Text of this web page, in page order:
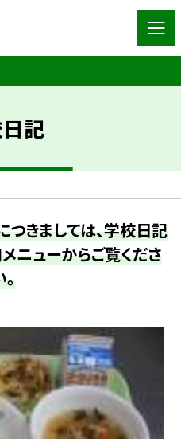
記
きましては、学校日記
ニューからご覧くださ